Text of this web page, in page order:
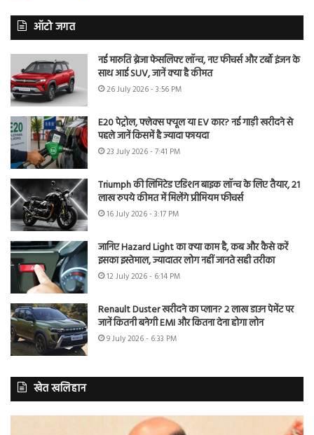
ऑटो जगत
नई मारुति ब्रेजा फेसलिफ्ट लॉन्च, नए फीचर्स और टर्बो इंजन के
साथ आई SUV, जानें क्या है कीमत
26 July 2026 - 3:56 PM
E20 पेट्रोल, फ्लेक्स फ्यूल या EV कार? नई गाड़ी खरीदने से
पहले जानें किसमें है ज्यादा फायदा
23 July 2026 - 7:41 PM
Triumph की लिमिटेड एडिशन बाइक लॉन्च के लिए तैयार, 21
लाख रुपये कीमत में मिलेंगे प्रीमियम फीचर्स
16 July 2026 - 3:17 PM
जानिए Hazard Light का क्या काम है, कब और कैसे करें
इसका इस्तेमाल, ज्यादातर लोग नहीं जानते सही तरीका
12 July 2026 - 6:14 PM
Renault Duster खरीदने का प्लान? 2 लाख डाउन पेमेंट पर
जानें कितनी बनेगी EMI और कितना देना होगा लोन
9 July 2026 - 6:33 PM
खेत खलिहान